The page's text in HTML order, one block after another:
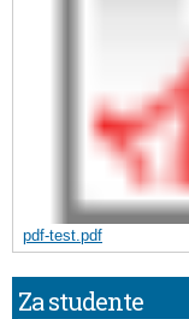
pdf-test.pdf
Za studente